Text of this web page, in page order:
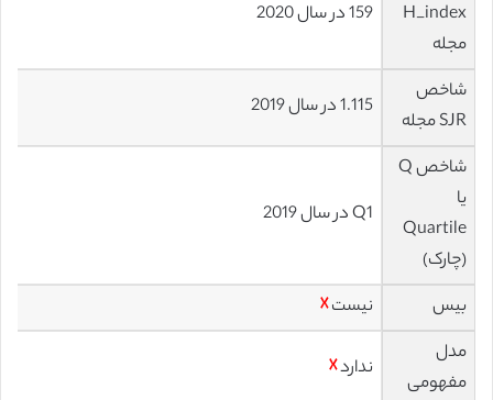
H_index
مجله
159 در سال 2020
شاخص
SJR مجله
1.115 در سال 2019
شاخص Q
یا
Quartile
(چارک)
Q1 در سال 2019
بیس نیست☓
مدل
مفهومی
ندارد☓